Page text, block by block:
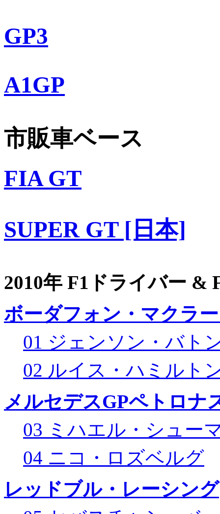
GP3
A1GP
市販車ベース
FIA GT
SUPER GT [日本]
2010年 F1ドライバー &
ボーダフォン・マクラ
01 ジェンソン・バト
02 ルイス・ハミルト
メルセデスGPペトロナ
03 ミハエル・シュー
04 ニコ・ロズベルグ
レッドブル・レーシング